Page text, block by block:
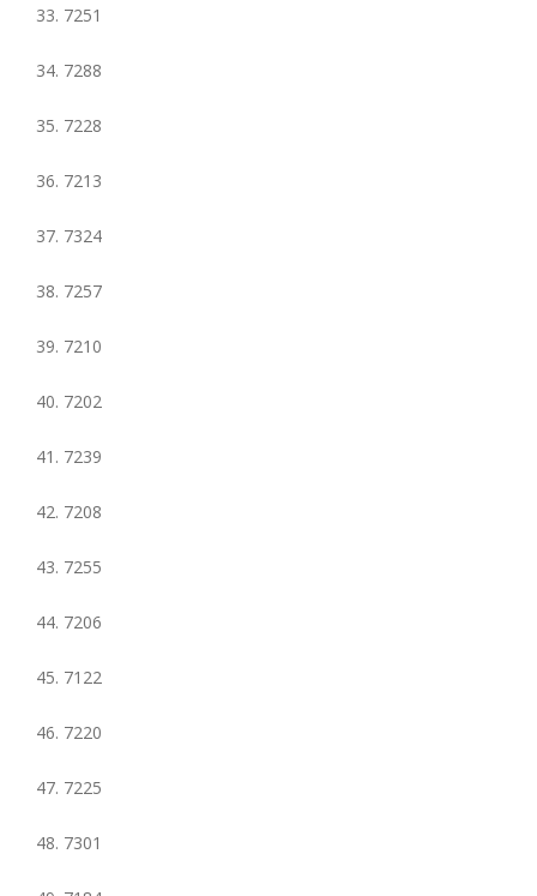
33. 7251
34. 7288
35. 7228
36. 7213
37. 7324
38. 7257
39. 7210
40. 7202
41. 7239
42. 7208
43. 7255
44. 7206
45. 7122
46. 7220
47. 7225
48. 7301